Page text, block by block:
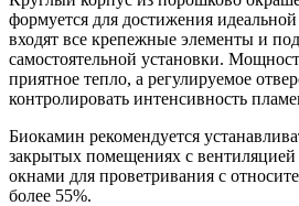
формуется для достижения
входят все крепежные элементы и
самостоятельной установки.
приятное тепло, а регулируемое
контролировать интенсивность
Биокамин рекомендуется
закрытых помещениях с
окнами для проветривания с
более 55%.